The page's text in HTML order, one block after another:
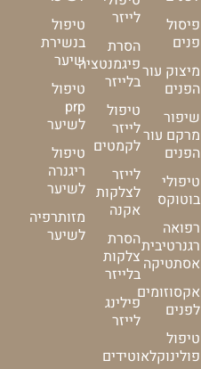
פיסול
פנים
מיצוק עור
הפנים
שיפור
מרקם עור
הפנים
טיפולי
בוטוקס
רפואה
רגנרטיבית
אסתטיקה
אקסוזומים
לפנים
טיפול
פולינוקלאוטידים
לייזר
הסרת
פיגמנטציה
בלייזר
טיפול
לייזר
לקמטים
לייזר
לצלקות
אקנה
הסרת
צלקות
בלייזר
פילינג
לייזר
טיפול
בנשירת
שיער
טיפול
prp
לשיער
טיפול
ריגנרה
לשיער
מזותרפיה
לשיער